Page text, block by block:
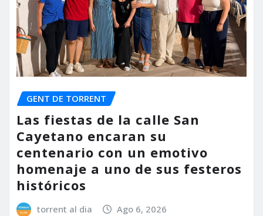
GENT DE TORRENT
Las fiestas de la calle San
Cayetano encaran su
centenario con un emotivo
homenaje a uno de sus festeros
históricos
torrent al dia Ago 6, 2026